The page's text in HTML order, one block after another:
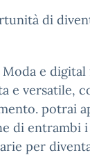
di
e
e versatile,
potrai
di entrambi
per